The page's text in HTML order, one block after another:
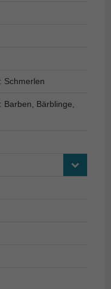
Schmerlen
Bärblinge,